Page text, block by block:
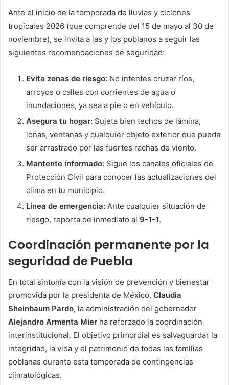
Ante el inicio de la temporada de lluvias y ciclones
tropicales 2026 (que comprende del 15 de mayo al 30 de
noviembre), se invita a las y los poblanos a seguir las
siguientes recomendaciones de seguridad:
Evita zonas de riesgo: No intentes cruzar ríos,
arroyos o calles con corrientes de agua o
inundaciones, ya sea a pie o en vehículo.
Asegura tu hogar: Sujeta bien techos de lámina,
lonas, ventanas y cualquier objeto exterior que pueda
ser arrastrado por las fuertes rachas de viento.
Mantente informado: Sigue los canales oficiales de
Protección Civil para conocer las actualizaciones del
clima en tu municipio.
Línea de emergencia: Ante cualquier situación de
riesgo, reporta de inmediato al 9-1-1.
Coordinación permanente por la
seguridad de Puebla
En total sintonía con la visión de prevención y bienestar
promovida por la presidenta de México, Claudia
Sheinbaum Pardo, la administración del gobernador
Alejandro Armenta Mier ha reforzado la coordinación
interinstitucional. El objetivo primordial es salvaguardar la
integridad, la vida y el patrimonio de todas las familias
poblanas durante esta temporada de contingencias
climatológicas.